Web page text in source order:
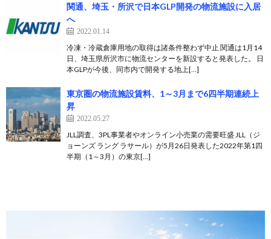
関通、埼玉・所沢で日本GLP開発の物流施設に入居
へ
2022.01.14
冷凍・冷蔵倉庫用地の取得は諸条件整わず中止 関通は1月14
日、埼玉県所沢市に物流センターを新設すると発表した。 日
本GLPが今後、同市内で開発する地上[…]
東京圏の物流施設賃料、1～3月まで6四半期連続上
昇
2022.05.27
JLL調査、3PL事業者やオンライン小売業の需要旺盛 JLL（ジ
ョーンズ ラング ラサール）が5月26日発表した2022年第1四
半期（1～3月）の東京[…]